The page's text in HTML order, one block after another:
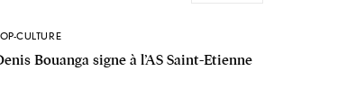
CULTURE
Bouanga signe à l’AS Saint-Etienne